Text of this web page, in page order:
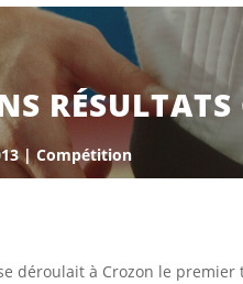
|Compétition
déroulait à Crozon le